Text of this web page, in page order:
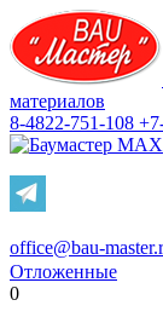
материалов
8-4822-751-108
office@bau-
Отложенные
0